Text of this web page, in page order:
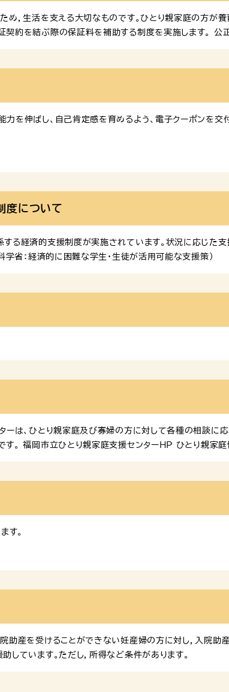
，生活を支える大切なものです。ひとり親家庭の方が
契約を結ぶ際の保証料を補助する制度を実施します。
内に，必要書類を揃えて福岡市立ひとり親家庭支援セ
伸ばし、自己肯定感を育めるよう、電子クーポンを交付
度について
る経済的支援制度が実施されています。状況に応じた
省：経済的に困難な学生・生徒が活用可能な支援策）
は、ひとり親家庭及び寡婦の方に対して各種の相談に
。 福岡市立ひとり親家庭支援センターHP ひとり親家庭
す。
助産を受けることができない妊産婦の方に対し，入院助
ています。ただし，所得など条件があります。